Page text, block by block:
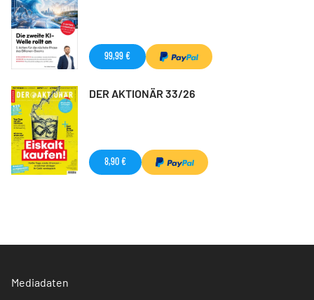
99,99 €
DER AKTIONÄR 33/26
8,90 €
Mediadaten